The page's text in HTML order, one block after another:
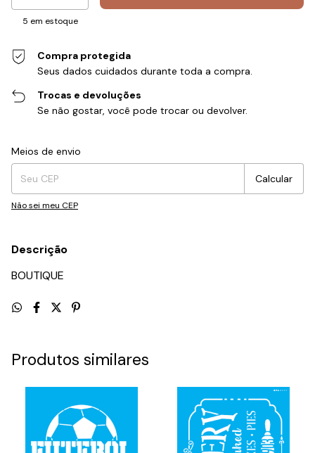
5 em estoque
Compra protegida
Seus dados cuidados durante toda a compra.
Trocas e devoluções
Se não gostar, você pode trocar ou devolver.
Entregas para o CEP:
Meios de envio
Calcular
Não sei meu CEP
Descrição
BOUTIQUE
Produtos similares